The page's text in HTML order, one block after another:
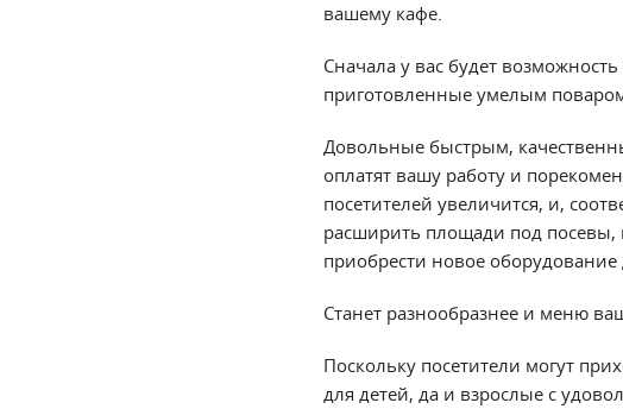
вашему кафе.
Сначала у вас будет
приготовленные умелым
Довольные быстрым,
оплатят вашу работу и
посетителей увеличится, и,
расширить площади под
приобрести новое
Станет разнообразнее и меню
Поскольку посетители могут
для детей, да и взрослые с